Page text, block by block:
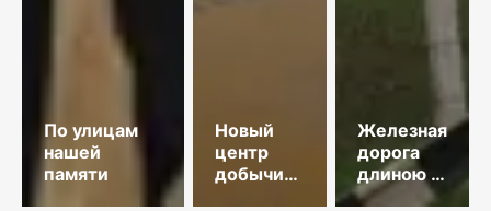
По улицам
нашей
памяти
Новый
центр
добычи
Железная
дорога
длиною в
35 лет